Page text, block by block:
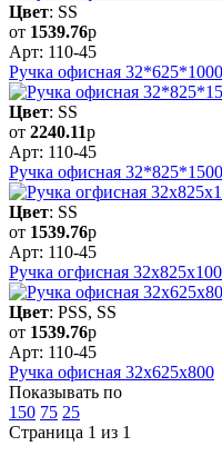
Цвет: SS
от 1539.76р
Арт: 110-45
Ручка офисная 32*625*1000
Цвет: SS
от 2240.11р
Арт: 110-45
Ручка офисная 32*825*1500
Цвет: SS
от 1539.76р
Арт: 110-45
Ручка огфисная
Цвет: PSS, SS
от 1539.76р
Арт: 110-45
Ручка офисная 32x625x800
Показывать по
150 75 25
Страница 1 из 1